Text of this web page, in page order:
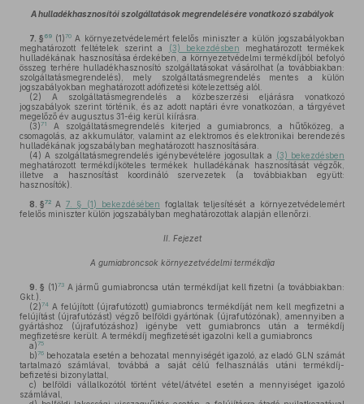
A hulladékhasznosítói szolgáltatások megrendelésére vonatkozó szabályok
7. § 69 (1)70A környezetvédelemért felelős miniszter a külön jogszabályokban
meghatározott feltételek szerint a
(3) bekezdésben meghatározott termékek
hulladékának hasznosítása érdekében, a környezetvédelmi termékdíjból befolyó
összeg terhére hulladékhasznosító szolgáltatásokat vásárolhat (a továbbiakban:
szolgáltatásmegrendelés), mely szolgáltatásmegrendelés mentes a külön
jogszabályokban meghatározott adófizetési kötelezettség alól.
(2) A szolgáltatásmegrendelés a közbeszerzési eljárásra vonatkozó
jogszabályok szerint történik, és az adott naptári évre vonatkozóan, a tárgyévet
megelőző év augusztus 31-éig kerül kiírásra.
(3)71
A szolgáltatásmegrendelés kiterjed a gumiabroncs, a hűtőközeg, a
csomagolás, az akkumulátor, valamint az elektromos és elektronikai berendezés
hulladékának jogszabályban meghatározott hasznosítására.
(4) A szolgáltatásmegrendelés igénybevételére jogosultak a (3) bekezdésben
meghatározott termékdíjköteles termékek hulladékának hasznosítását végzők,
illetve a hasznosítást koordináló szervezetek (a továbbiakban együtt:
hasznosítók).
8. §72 A 7. § (1) bekezdésében foglaltak teljesítését a környezetvédelemért
felelős miniszter külön jogszabályban meghatározottak alapján ellenőrzi.
II. Fejezet
A gumiabroncsok környezetvédelmi termékdíja
9. § (1)73A jármű gumiabroncsa után termékdíjat kell fizetni (a továbbiakban:
Gkt.).
(2)74 A felújított (újrafutózott) gumiabroncs termékdíját nem kell megfizetni a
felújítást (újrafutózást) végző belföldi gyártónak (újrafutózónak), amennyiben a
gyártáshoz (újrafutózáshoz) igénybe vett gumiabroncs után a termékdíj
megfizetésre került. A termékdíj megfizetését igazolni kell a gumiabroncs
a)75
b)76 behozatala esetén a behozatal mennyiségét igazoló, az eladó GLN számát
tartalmazó számlával, továbbá a saját célú felhasználás utáni termékdíj-
befizetési bizonylattal,
c) belföldi vállalkozótól történt vétel/átvétel esetén a mennyiséget igazoló
számlával,